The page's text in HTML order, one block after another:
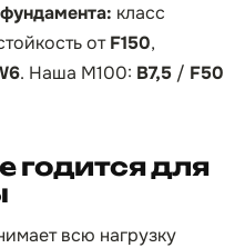
класс
отF150,
. Наша М100: B7,5 / F50
годится для
всю нагрузку